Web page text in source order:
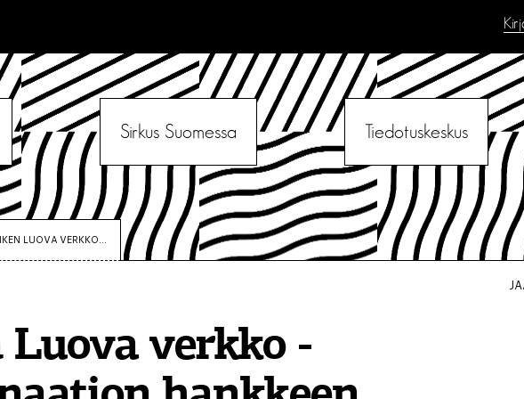
Sirkus Suomessa Tiedotuskeskus
LUOVA VERKKO...
Luova verkko -